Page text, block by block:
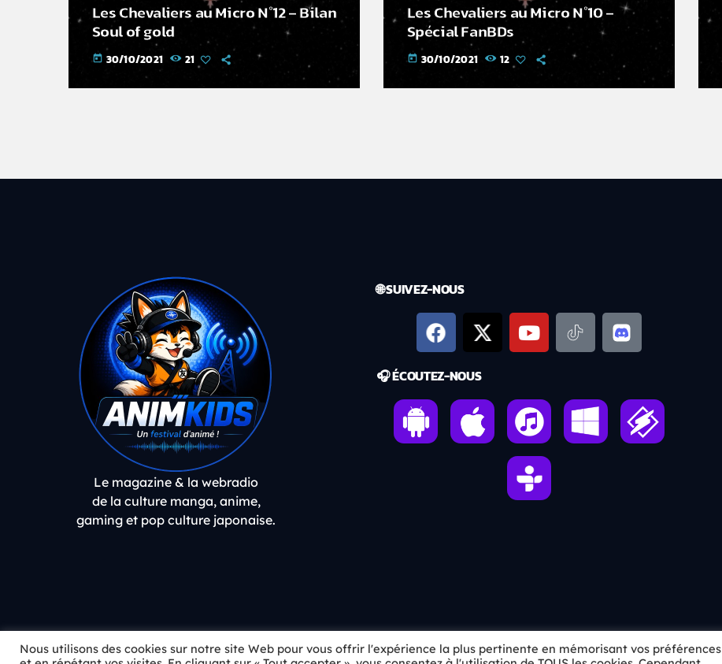
Kaze No Anthem
Les Chevaliers au Micro N°12 – Bilan
Soul of gold
today 30/10/2021 21
Les Chevaliers au Micro N°10 –
Spécial FanBDs
today 30/10/2021 12
Le magazine & la webradio
de la culture manga, anime,
gaming et pop culture japonaise.
🌐 SUIVEZ-NOUS
🎧 ÉCOUTEZ-NOUS
Nous utilisons des cookies sur notre site Web pour vous offrir l'expérience la plus pertinente en mémorisant vos préférences